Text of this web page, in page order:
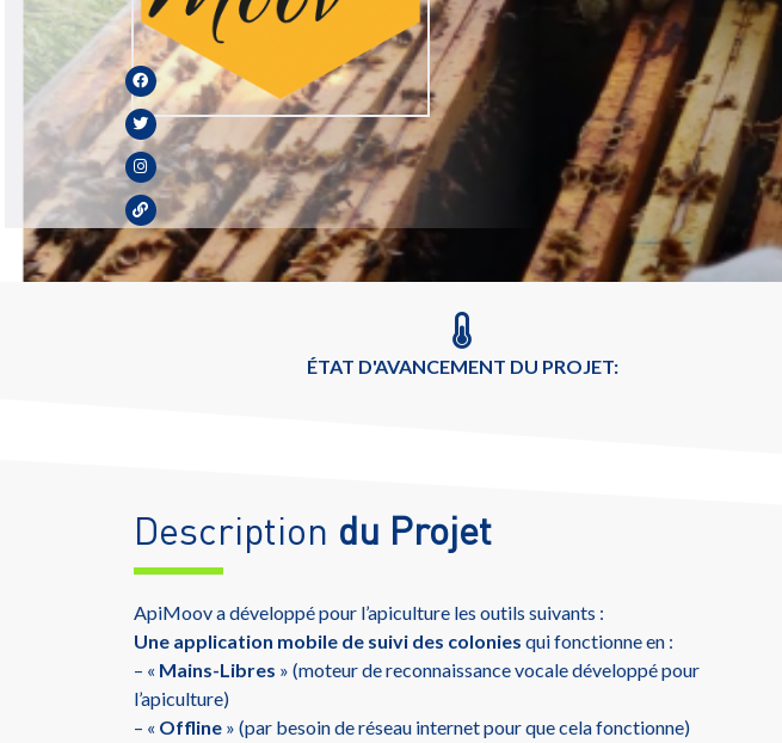
ÉTAT D'AVANCEMENT DU PROJET:
Description du Projet
ApiMoov a développé pour l’apiculture les outils suivants :
Une application mobile de suivi des colonies qui fonctionne en :
– « Mains-Libres » (moteur de reconnaissance vocale développé pour
l’apiculture)
– « Offline » (par besoin de réseau internet pour que cela fonctionne)